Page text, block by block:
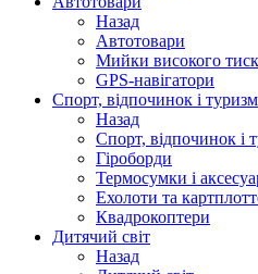
Назад
Автотовари
Мийки високого
GPS-навігатори
Спорт, відпочинок і туризм
Назад
Спорт, відпочинок і
Гіроборди
Термосумки і
Ехолоти та
Квадрокоптери
Дитячий світ
Назад